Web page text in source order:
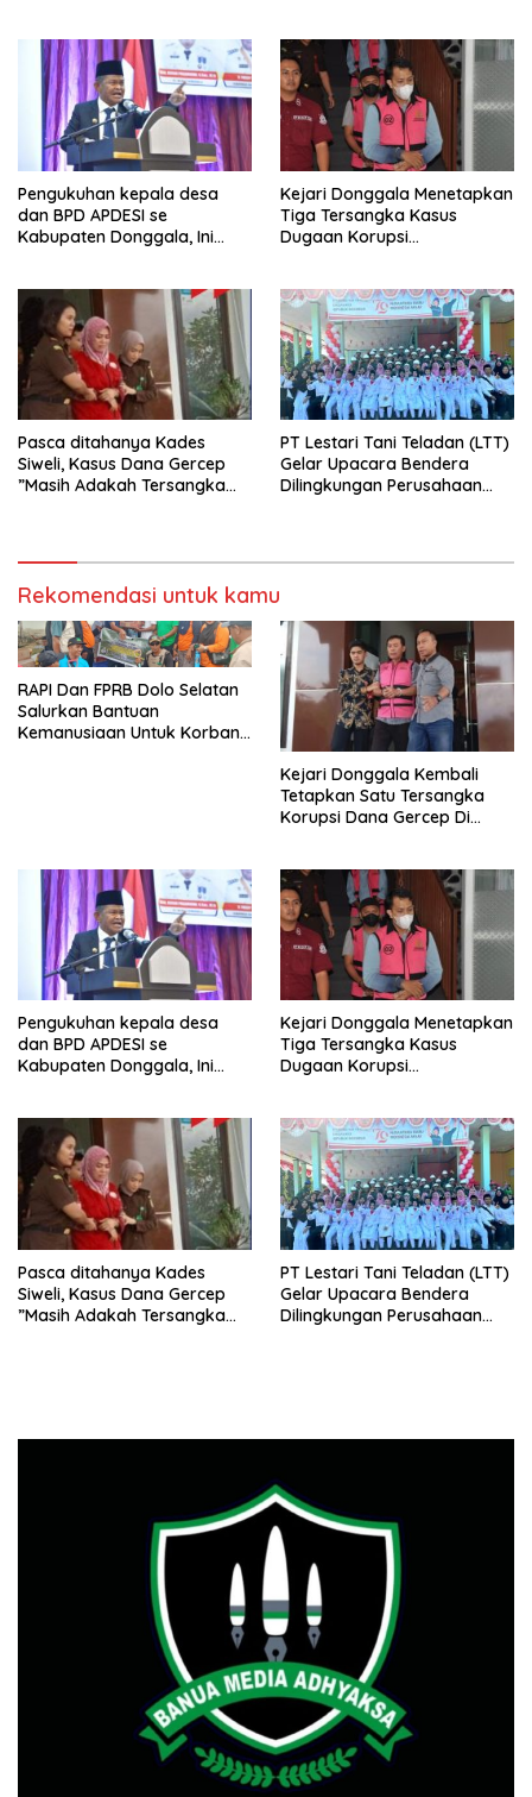
Pengukuhan kepala desa
dan BPD APDESI se
Kabupaten Donggala, Ini
Kejari Donggala Menetapkan
Tiga Tersangka Kasus
Dugaan Korupsi
Pasca ditahanya Kades
Siweli, Kasus Dana Gercep
”Masih Adakah Tersangka
PT Lestari Tani Teladan (LTT)
Gelar Upacara Bendera
Dilingkungan Perusahaan
Rekomendasi untuk kamu
RAPI Dan FPRB Dolo Selatan
Salurkan Bantuan
Kemanusiaan Untuk Korban
Kejari Donggala Kembali
Tetapkan Satu Tersangka
Korupsi Dana Gercep Di
Pengukuhan kepala desa
dan BPD APDESI se
Kabupaten Donggala, Ini
Kejari Donggala Menetapkan
Tiga Tersangka Kasus
Dugaan Korupsi
Pasca ditahanya Kades
Siweli, Kasus Dana Gercep
”Masih Adakah Tersangka
PT Lestari Tani Teladan (LTT)
Gelar Upacara Bendera
Dilingkungan Perusahaan